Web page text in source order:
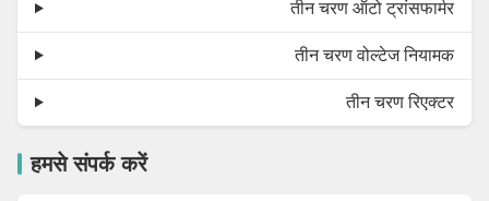
तीन चरण ऑटो ट्रांसफार्मर
तीन चरण वोल्टेज नियामक
तीन चरण रिएक्टर
हमसे संपर्क करें